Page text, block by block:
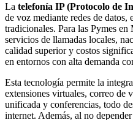
La telefonía IP (Protocolo de
de voz mediante redes de datos,
tradicionales. Para las Pymes
servicios de llamadas locales,
calidad superior y costos
en entornos con alta demanda
Esta tecnología permite la
extensiones virtuales, correo de
unificada y conferencias, todo
internet. Además, al no